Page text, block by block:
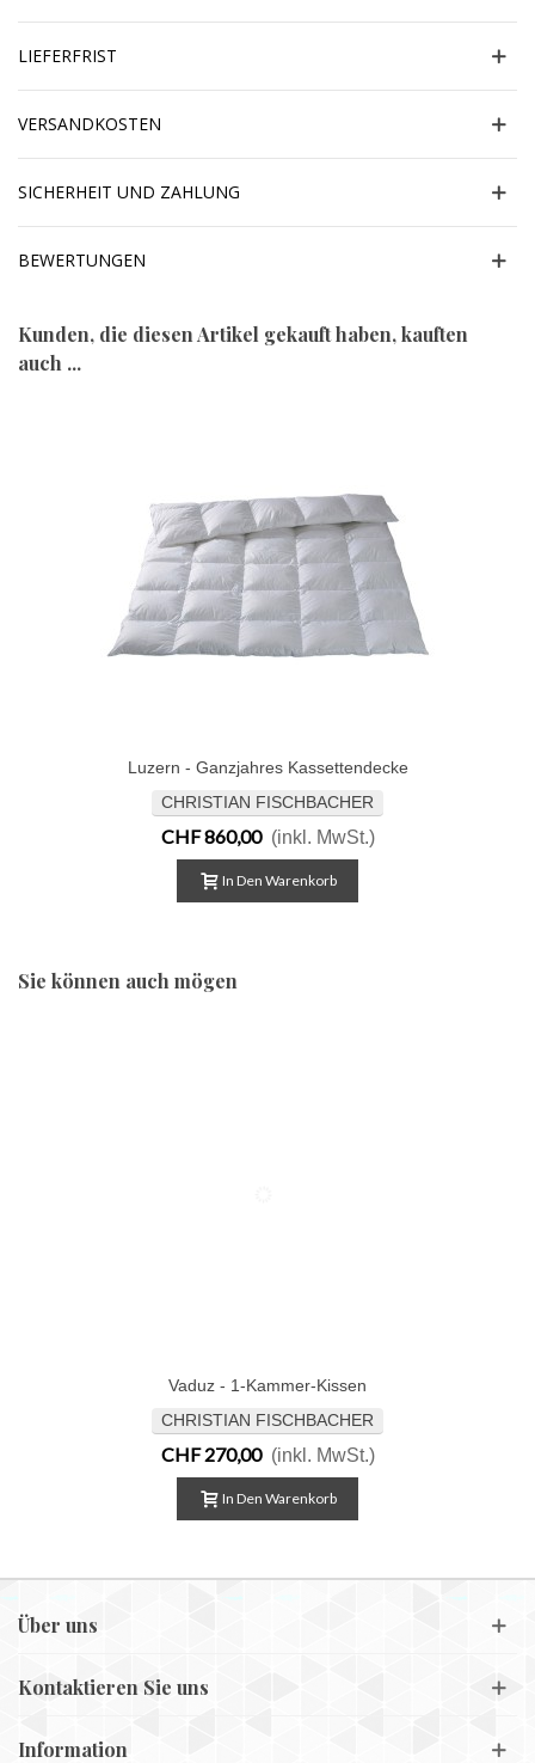
LIEFERFRIST
VERSANDKOSTEN
SICHERHEIT UND ZAHLUNG
BEWERTUNGEN
Kunden, die diesen Artikel gekauft haben, kauften
auch ...
Luzern - Ganzjahres Kassettendecke
CHRISTIAN FISCHBACHER
CHF 860,00 (inkl. MwSt.)
In Den Warenkorb
Sie können auch mögen
Vaduz - 1-Kammer-Kissen
CHRISTIAN FISCHBACHER
CHF 270,00 (inkl. MwSt.)
In Den Warenkorb
Über uns
Kontaktieren Sie uns
Information